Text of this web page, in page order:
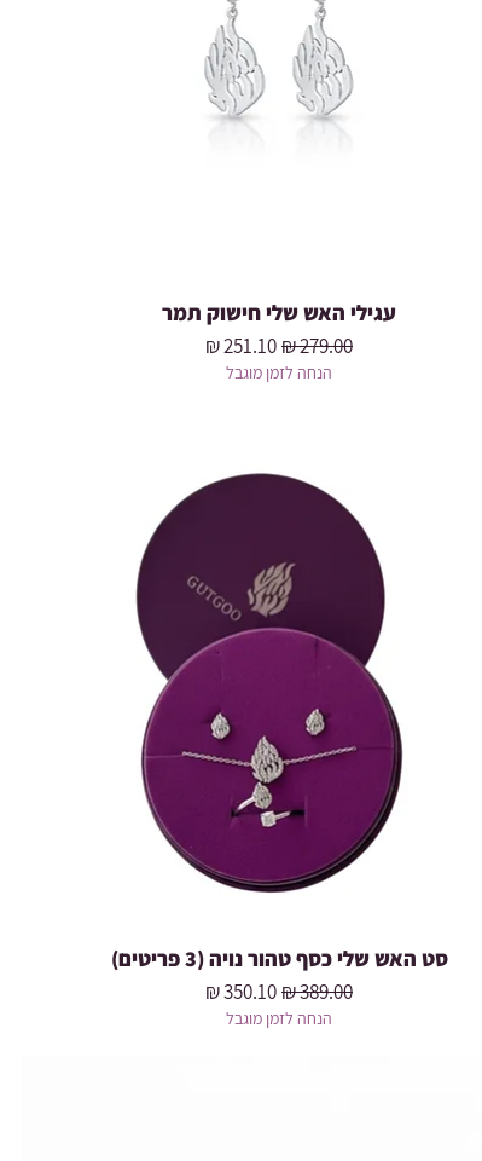
עגילי האש שלי חישוק תמר
מחיר רגילמחיר מבצע
הנחה לזמן מוגבל
סט האש שלי כסף טהור נויה (3 פריטים)
מחיר רגילמחיר מבצע
הנחה לזמן מוגבל